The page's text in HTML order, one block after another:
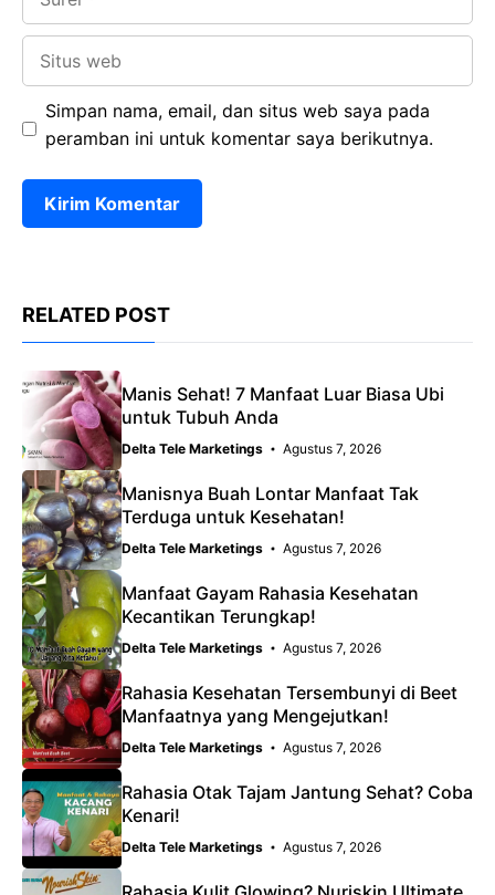
Simpan nama, email, dan situs web saya pada
peramban ini untuk komentar saya berikutnya.
RELATED POST
Manis Sehat! 7 Manfaat Luar Biasa Ubi
untuk Tubuh Anda
Delta Tele Marketings Agustus 7, 2026
Manisnya Buah Lontar Manfaat Tak
Terduga untuk Kesehatan!
Delta Tele Marketings Agustus 7, 2026
Manfaat Gayam Rahasia Kesehatan
Kecantikan Terungkap!
Delta Tele Marketings Agustus 7, 2026
Rahasia Kesehatan Tersembunyi di Beet
Manfaatnya yang Mengejutkan!
Delta Tele Marketings Agustus 7, 2026
Rahasia Otak Tajam Jantung Sehat? Coba
Kenari!
Delta Tele Marketings Agustus 7, 2026